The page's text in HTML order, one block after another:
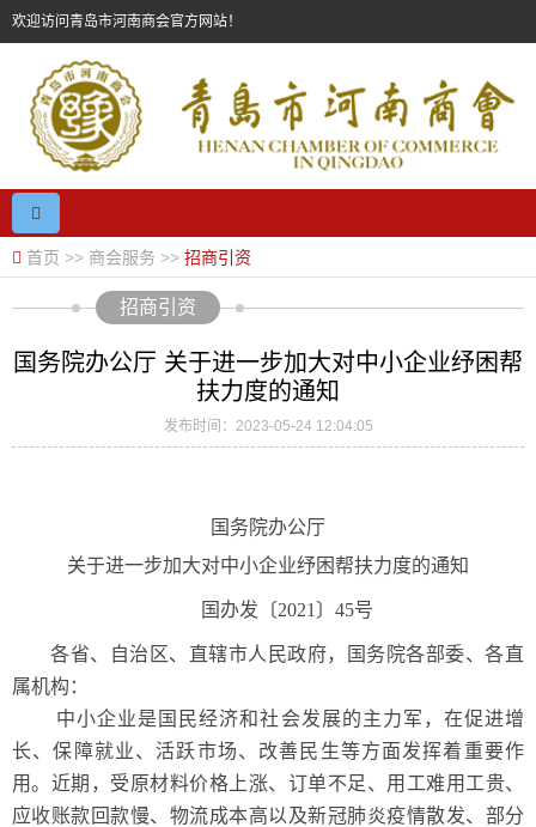
欢迎访问青岛市河南商会官方网站！
首页 >> 商会服务 >> 招商引资
招商引资
国务院办公厅 关于进一步加大对中小企业纾困帮
扶力度的通知
发布时间：2023-05-24 12:04:05
国务院办公厅
关于进一步加大对中小企业纾困帮扶力度的通知
国办发〔2021〕45号
各省、自治区、直辖市人民政府，国务院各部委、各直
属机构：
中小企业是国民经济和社会发展的主力军，在促进增
长、保障就业、活跃市场、改善民生等方面发挥着重要作
用。近期，受原材料价格上涨、订单不足、用工难用工贵、
应收账款回款慢、物流成本高以及新冠肺炎疫情散发、部分